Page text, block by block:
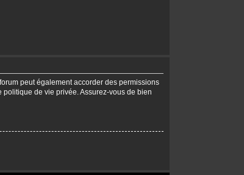
peut également accorder des permissions
de vie privée. Assurez-vous de bien